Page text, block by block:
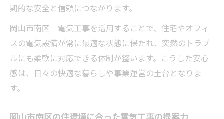
期的な安全と信頼につながります。
岡山市南区 電気工事を活用することで、住宅やオフィ
スの電気設備が常に最適な状態に保たれ、突然のトラブ
ルにも柔軟に対応できる体制が整います。こうした安心
感は、日々の快適な暮らしや事業運営の土台となりま
す。